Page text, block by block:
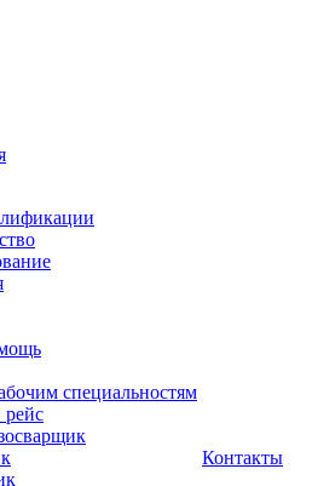
специальностям
Контакты